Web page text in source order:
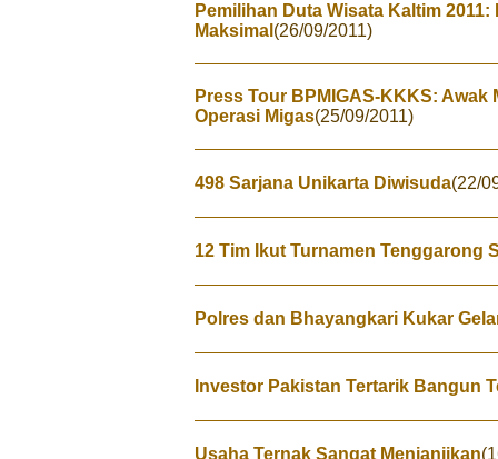
Pemilihan Duta Wisata Kaltim
Maksimal (26/09/2011)
Press Tour BPMIGAS-KKKS:
Operasi Migas(25/09/2011)
498 Sarjana Unikarta Diwisuda(22/
12 Tim Ikut Turnamen Tenggarong
Polres dan Bhayangkari Kukar
Investor Pakistan Tertarik Bangun
Usaha Ternak Sangat Menjanjikan